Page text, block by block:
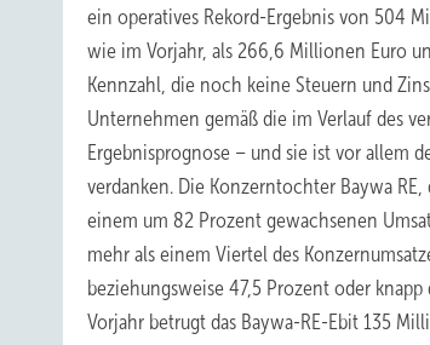
ein operatives Rekord-Ergebnis von 504
wie im Vorjahr, als 266,6 Millionen Euro
Kennzahl, die noch keine Steuern und
Unternehmen gemäß die im Verlauf des
Ergebnisprognose – und sie ist vor allem
verdanken. Die Konzerntochter Baywa
einem um 82 Prozent gewachsenen
mehr als einem Viertel des
beziehungsweise 47,5 Prozent oder
Vorjahr betrugt das Baywa-RE-Ebit 135